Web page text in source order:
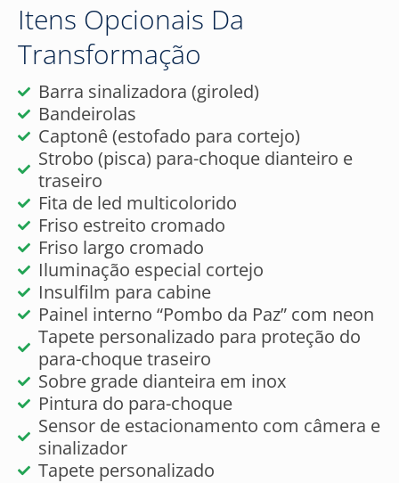
Itens Opcionais Da
Transformação
Barra sinalizadora (giroled)
Bandeirolas
Captonê (estofado para cortejo)
Strobo (pisca) para-choque dianteiro e
traseiro
Fita de led multicolorido
Friso estreito cromado
Friso largo cromado
Iluminação especial cortejo
Insulfilm para cabine
Painel interno “Pombo da Paz” com neon
Tapete personalizado para proteção do
para-choque traseiro
Sobre grade dianteira em inox
Pintura do para-choque
Sensor de estacionamento com câmera e
sinalizador
Tapete personalizado